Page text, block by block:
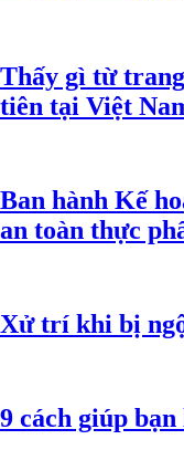
Thấy gì từ
tiên tại Việt
Ban hành Kế
an toàn thực
Xử trí khi bị
9 cách giúp